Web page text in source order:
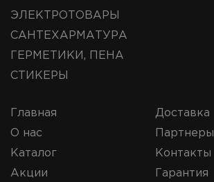
ЭЛЕКТРОТОВАРЫ
САНТЕХАРМАТУРА
ГЕРМЕТИКИ, ПЕНА
СТИКЕРЫ
Главная
О нас
Каталог
Акции
Доставка
Партнеры
Контакты
Гарантия